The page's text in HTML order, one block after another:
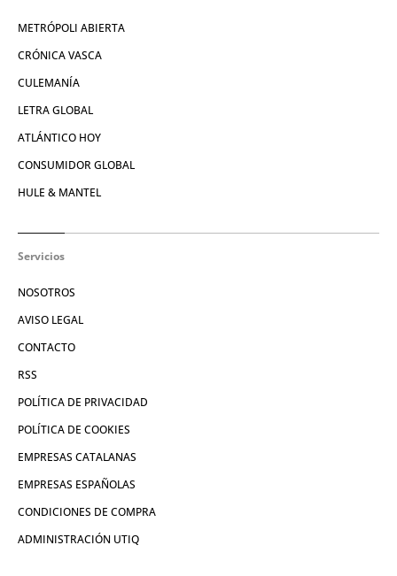
METRÓPOLI ABIERTA
CRÓNICA VASCA
CULEMANÍA
LETRA GLOBAL
ATLÁNTICO HOY
CONSUMIDOR GLOBAL
HULE & MANTEL
Servicios
NOSOTROS
AVISO LEGAL
CONTACTO
RSS
POLÍTICA DE PRIVACIDAD
POLÍTICA DE COOKIES
EMPRESAS CATALANAS
EMPRESAS ESPAÑOLAS
CONDICIONES DE COMPRA
ADMINISTRACIÓN UTIQ